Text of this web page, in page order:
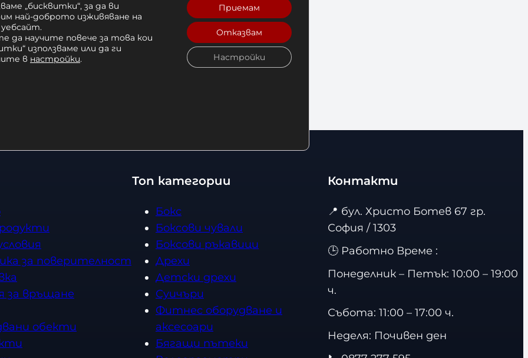
Ops –
лв.
за поверителност
за връщане
обекти
Топ категории
Бокс
Боксови чували
Боксови ръкавици
Дрехи
Детски дрехи
Суичъри
Фитнес оборудване и
аксесоари
Бягащи пътеки
Контакти
📍 бул. Христо Ботев 67 гр.
София / 1303
🕒 Работно Време :
Понеделник – Петък: 10:00 – 19:00
ч.
Събота: 11:00 – 17:00 ч.
Неделя: Почивен ден
„бисквитки“, за да ви
най-доброто изживяване на
да научите повече за това кои
използваме или да ги
в настройки.
Приемам
Отказвам
Настройки